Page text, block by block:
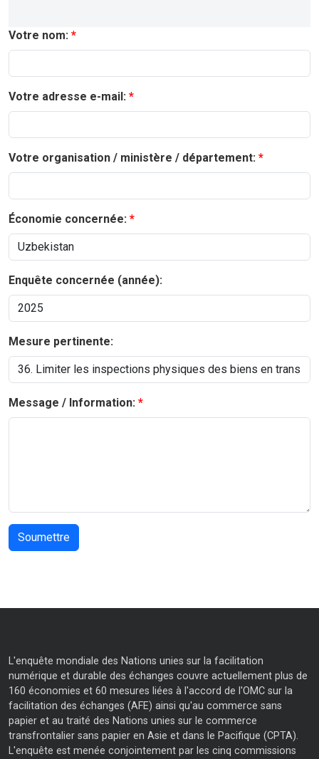
Votre nom:
Votre adresse e-mail:
Votre organisation / ministère / département:
Économie concernée:
Enquête concernée (année):
Mesure pertinente:
Message / Information:
L'enquête mondiale des Nations unies sur la facilitation
numérique et durable des échanges couvre actuellement plus de
160 économies et 60 mesures liées à l'accord de l'OMC sur la
facilitation des échanges (AFE) ainsi qu'au commerce sans
papier et au traité des Nations unies sur le commerce
transfrontalier sans papier en Asie et dans le Pacifique (CPTA).
L'enquête est menée conjointement par les cinq commissions